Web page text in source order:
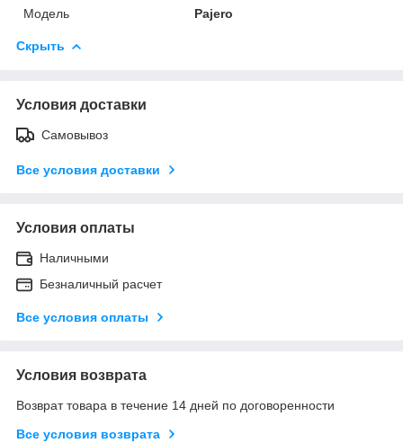
Модель
Pajero
Скрыть
Условия доставки
Самовывоз
Все условия доставки
Условия оплаты
Наличными
Безналичный расчет
Все условия оплаты
Условия возврата
Возврат товара в течение 14 дней по договоренности
Все условия возврата